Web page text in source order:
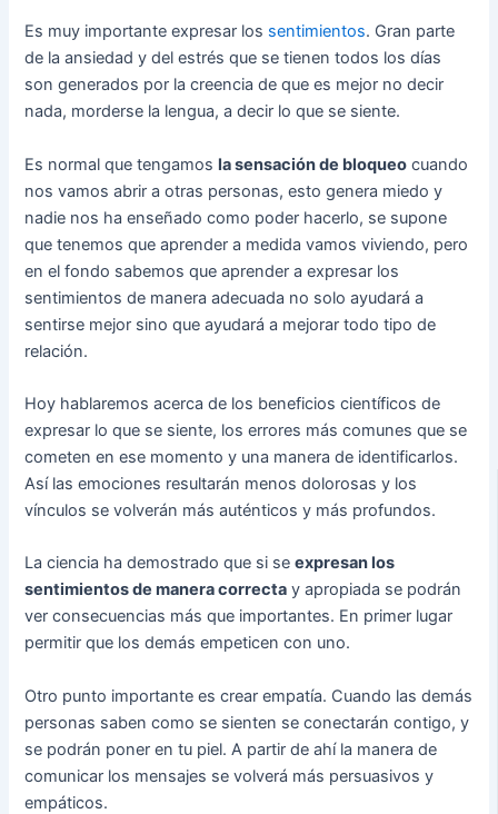
Es muy importante expresar los sentimientos. Gran parte
de la ansiedad y del estrés que se tienen todos los días
son generados por la creencia de que es mejor no decir
nada, morderse la lengua, a decir lo que se siente.
Es normal que tengamosla sensación de bloqueo cuando
nos vamos abrir a otras personas, esto genera miedo y
nadie nos ha enseñado como poder hacerlo, se supone
que tenemos que aprender a medida vamos viviendo, pero
en el fondo sabemos que aprender a expresar los
sentimientos de manera adecuada no solo ayudará a
sentirse mejor sino que ayudará a mejorar todo tipo de
relación.
Hoy hablaremos acerca de los beneficios científicos de
expresar lo que se siente, los errores más comunes que se
cometen en ese momento y una manera de identificarlos.
Así las emociones resultarán menos dolorosas y los
vínculos se volverán más auténticos y más profundos.
La ciencia ha demostrado que si seexpresan los
sentimientos de manera correcta y apropiada se podrán
ver consecuencias más que importantes. En primer lugar
permitir que los demás empeticen con uno.
Otro punto importante es crear empatía. Cuando las demás
personas saben como se sienten se conectarán contigo, y
se podrán poner en tu piel. A partir de ahí la manera de
comunicar los mensajes se volverá más persuasivos y
empáticos.